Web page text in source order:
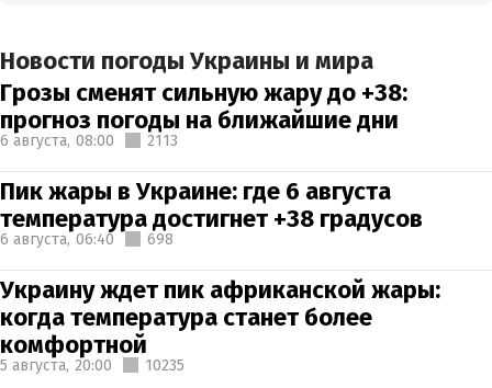
Новости погоды Украины и мира
Грозы сменят сильную жару до +38:
прогноз погоды на ближайшие дни
6 августа, 08:00 2113
Пик жары в Украине: где 6 августа
температура достигнет +38 градусов
6 августа, 06:40 698
Украину ждет пик африканской жары:
когда температура станет более
комфортной
5 августа, 20:00 10235